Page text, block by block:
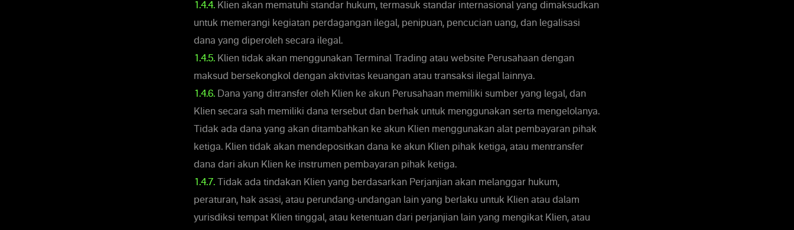
1.4.4. Klien akan mematuhi standar hukum, termasuk standar internasional yang dimaksudkan
untuk memerangi kegiatan perdagangan ilegal, penipuan, pencucian uang, dan legalisasi
dana yang diperoleh secara ilegal.
1.4.5. Klien tidak akan menggunakan Terminal Trading atau website Perusahaan dengan
maksud bersekongkol dengan aktivitas keuangan atau transaksi ilegal lainnya.
1.4.6. Dana yang ditransfer oleh Klien ke akun Perusahaan memiliki sumber yang legal, dan
Klien secara sah memiliki dana tersebut dan berhak untuk menggunakan serta mengelolanya.
Tidak ada dana yang akan ditambahkan ke akun Klien menggunakan alat pembayaran pihak
ketiga. Klien tidak akan mendepositkan dana ke akun Klien pihak ketiga, atau mentransfer
dana dari akun Klien ke instrumen pembayaran pihak ketiga.
1.4.7. Tidak ada tindakan Klien yang berdasarkan Perjanjian akan melanggar hukum,
peraturan, hak asasi, atau perundang-undangan lain yang berlaku untuk Klien atau dalam
yurisdiksi tempat Klien tinggal, atau ketentuan dari perjanjian lain yang mengikat Klien, atau